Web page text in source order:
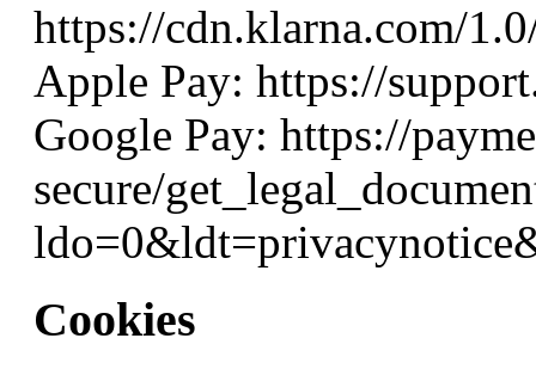
https://cdn.klarna.com/
Apple Pay: https://
Google Pay: https://
secure/
Cookies